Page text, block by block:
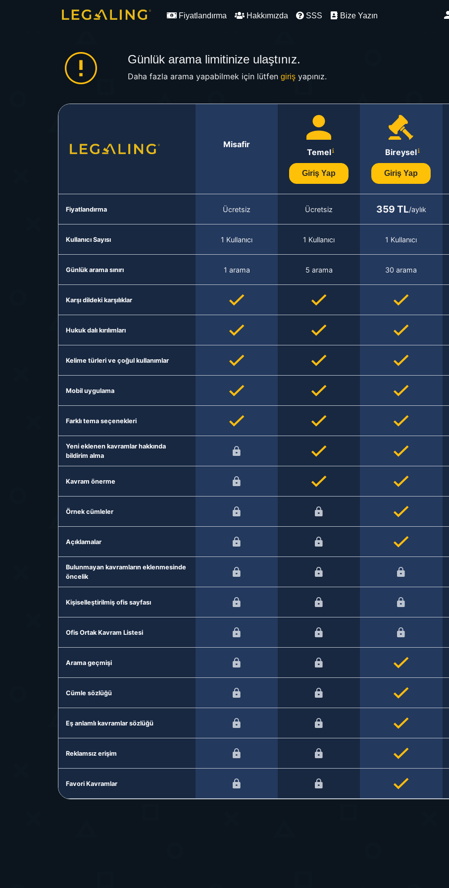
Fiyatlandırma Hakkımızda SSS Bize Yazın
Günlük arama limitinize ulaştınız.
Daha fazla arama yapabilmek için lütfen girişyapınız.
Misafir
Temel
Giriş Yap
Bireysel
Giriş Yap
Fiyatlandırma Ücretsiz Ücretsiz 359 TL/aylık
Kullanıcı Sayısı 1 Kullanıcı 1 Kullanıcı 1 Kullanıcı
Günlük arama sınırı 1 arama 5 arama 30 arama
Karşı dildeki karşılıklar
Hukuk dalı kırılımları
Kelime türleri ve çoğul kullanımlar
Mobil uygulama
Farklı tema seçenekleri
Yeni eklenen kavramlar hakkında
bildirim alma
Kavram önerme
Örnek cümleler
Açıklamalar
Bulunmayan kavramların eklenmesinde
öncelik
Kişiselleştirilmiş ofis sayfası
Ofis Ortak Kavram Listesi
Arama geçmişi
Cümle sözlüğü
Eş anlamlı kavramlar sözlüğü
Reklamsız erişim
Favori Kavramlar